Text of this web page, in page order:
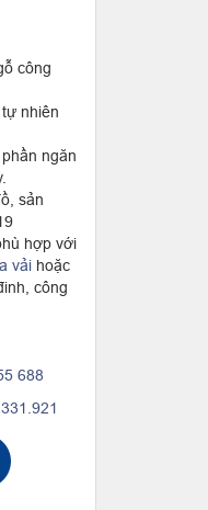
công
nhiên
ngăn
sản
hợp với
vảihoặc
công
688